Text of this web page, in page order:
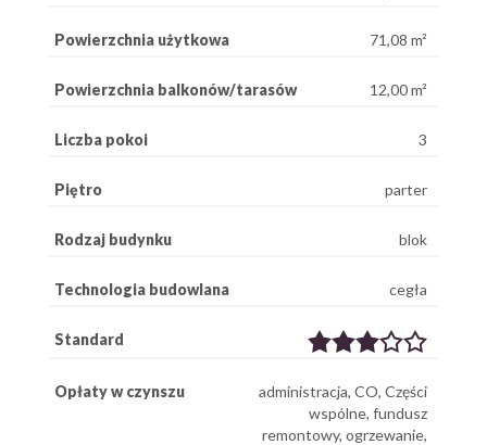
Powierzchnia użytkowa 71,08 m²
Powierzchnia balkonów/tarasów 12,00 m²
Liczba pokoi 3
Piętro parter
Rodzaj budynku blok
Technologia budowlana cegła
Standard
Opłaty w czynszu
administracja, CO, Części
wspólne, fundusz
remontowy, ogrzewanie,